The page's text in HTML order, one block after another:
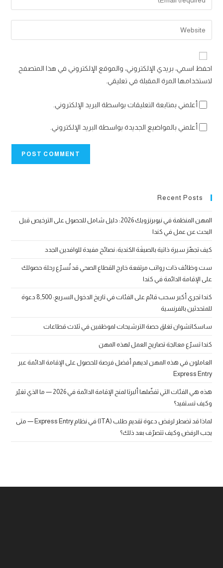
comment
your
email
address
comment
Enter
your
website
احفظ اسمي، بريدي الإلكتروني، والموقع الإلكتروني في هذا المتصفح
لاستخدامها المرة المقبلة في تعليقي.
أعلمني بمتابعة التعليقات بواسطة البريد الإلكتروني.
أعلمني بالمواضيع الجديدة بواسطة البريد الإلكتروني.
Recent Posts
المهن المنظمة في نيوبرنزويك 2026: دليل شامل للحصول على الترخيص قبل
البحث عن عمل في كندا
كيف تجهّز سيرة ذاتية بالصيغَة الكندية: نصائح مفيدة للوافدين الجدد
ست وظائف ذات رواتب مرتفعة خارج القطاع الصحي قد تُسرّع رحلة حصولك
على الإقامة الدائمة في كندا
كندا تجري أكبر سحب قائم على الفئات في تاريخ الدخول السريع: 8,500 دعوة
للمتحدثين بالفرنسية
ساسكاتشوان تغلق حصة الترشيحات لموظفين في ثلاث قطاعات
كندا تسرّع معالجة تصاريح العمل لهذه المهن
العاملون في هذه المهن لديهم أفضل فرصة للحصول على الإقامة الدائمة عبر
Express Entry
هذه هي الفئات التي تفضّلها ألبرتا لمنح الإقامة الدائمة في 2026 — ما الذي تغيّر
وكيف تستفيد؟
لماذا قد تضطر لرفض دعوة تقديم طلب (ITA) في نظام Express Entry — متى
يجب الرفض وكيف تتصرّف بعد ذلك؟